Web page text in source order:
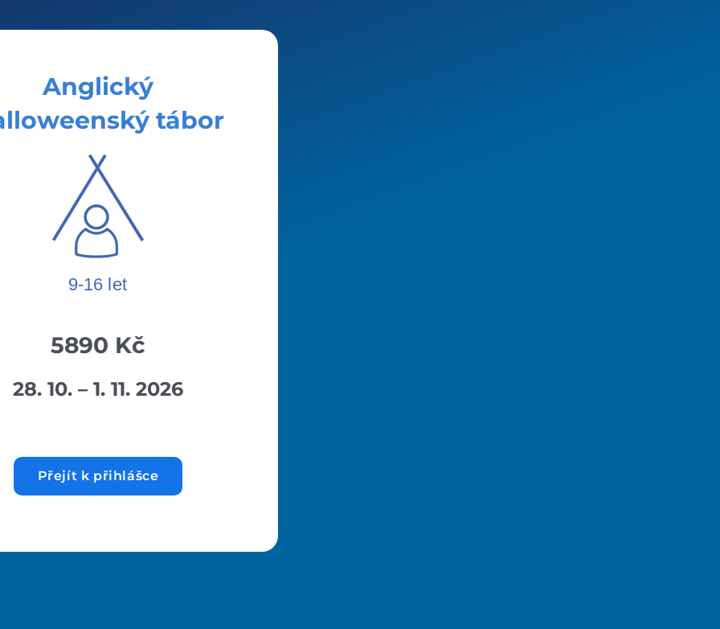
Anglický
tábor
9-16 let
5890 Kč
28. 10. – 1. 11. 2026
Přejít k přihlášce